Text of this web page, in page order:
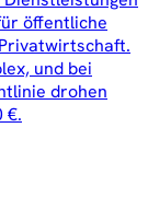
öffentliche
und bei
drohen
€.